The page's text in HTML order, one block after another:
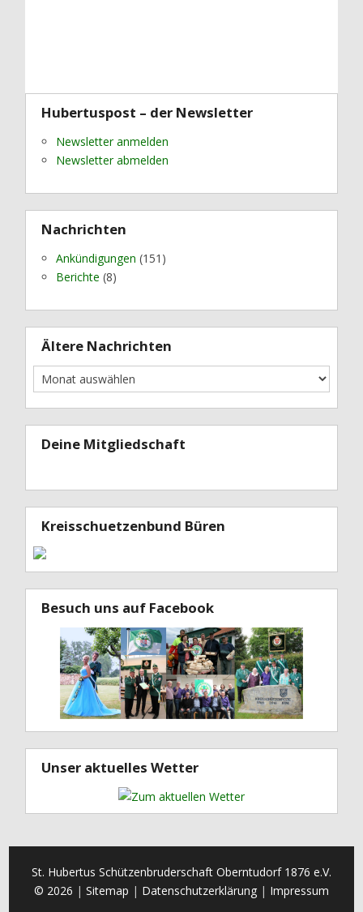
Hubertuspost – der Newsletter
Newsletter anmelden
Newsletter abmelden
Nachrichten
Ankündigungen (151)
Berichte (8)
Ältere Nachrichten
Deine Mitgliedschaft
Kreisschuetzenbund Büren
Besuch uns auf Facebook
Unser aktuelles Wetter
St. Hubertus Schützenbruderschaft Oberntudorf 1876 e.V.
© 2026
Sitemap Datenschutzerklärung Impressum